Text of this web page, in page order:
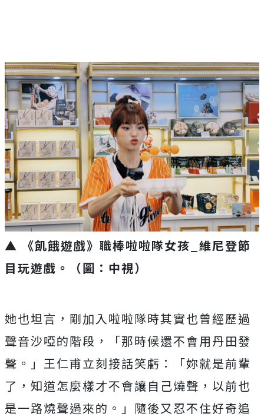
▲ 《飢餓遊戲》職棒啦啦隊女孩_維尼登節
目玩遊戲。（圖：中視）
她也坦言， 剛加入啦啦隊時其實也曾經歷過
聲音沙啞的階段，「那時候還不會用丹田發
聲。」王仁甫立刻接話笑虧：「妳就是前輩
了，知道怎麼樣才不會讓自己燒聲， 以前也
是一路燒聲過來的。」隨後又忍不住好奇追